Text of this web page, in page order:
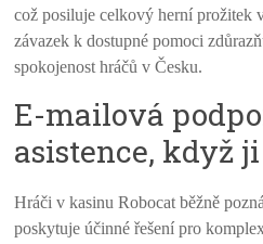
což posiluje celkový herní prožitek
závazek k dostupné pomoci
spokojenost hráčů v Česku.
E-mailová
asistence, když
Hráči v kasinu Robocat běžně
poskytuje účinné řešení pro